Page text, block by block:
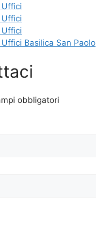
Uffici
Uffici
Uffici
Basilica San Paolo
obbligatori